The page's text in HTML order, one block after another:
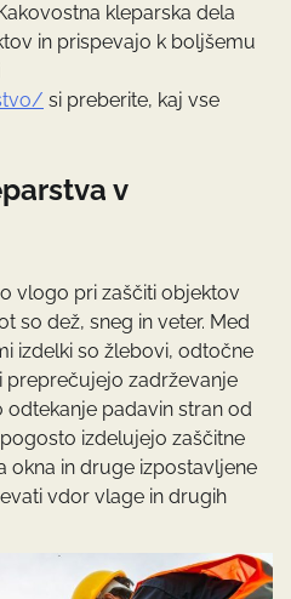
kleparska dela
in prispevajo k boljšemu
si preberite, kaj vse
v
vlogo pri zaščiti objektov
so dež, sneg in veter. Med
izdelki so žlebovi, odtočne
preprečujejo zadrževanje
odtekanje padavin stran od
izdelujejo zaščitne
okna in druge izpostavljene
vdor vlage in drugih